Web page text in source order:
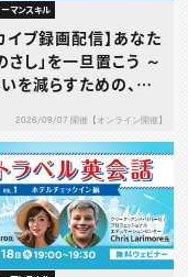
ーマンスキル
イブ録画配信】あなた
さし」を一旦置こう ～
を減らすための、タ
2026/09/07 開催【オンライン開催】